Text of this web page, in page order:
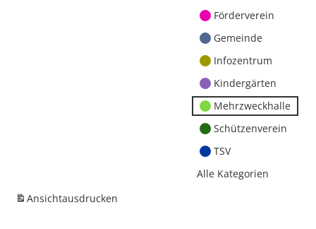
Förderverein
Gemeinde
Infozentrum
Kindergärten
Mehrzweckhalle
Schützenverein
TSV
Alle Kategorien
Ansichtausdrucken